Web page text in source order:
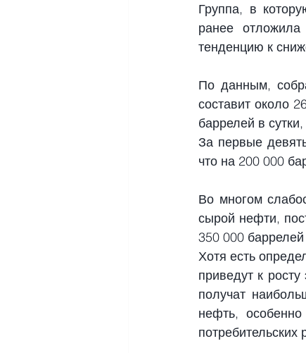
Группа, в
ранее
тенденцию к
По данным,
составит около
баррелей в
За первые
что на 200 000
Во многом
сырой нефти,
350 000
Хотя есть
приведут к
получат
нефть,